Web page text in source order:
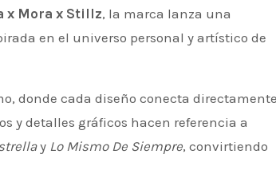
x Mora x Stillz, la marca lanza una
en el universo personal y artístico de
donde cada diseño conecta directamente
y detalles gráficos hacen referencia a
y Lo Mismo De Siempre, convirtiendo